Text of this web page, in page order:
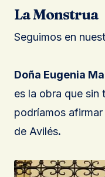
La Monstrua
Seguimos en
Doña Eugenia
es la obra que sin
podríamos
de Avilés.